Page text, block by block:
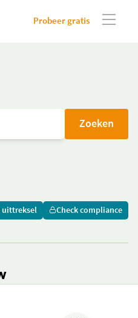
Probeer gratis
Zoeken
uittreksel Check compliance